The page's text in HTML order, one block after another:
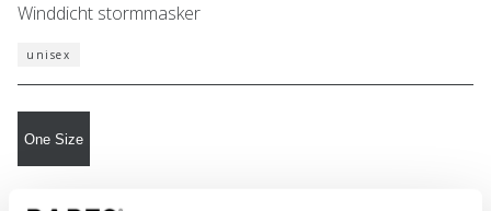
Winddicht stormmasker
unisex
One Size